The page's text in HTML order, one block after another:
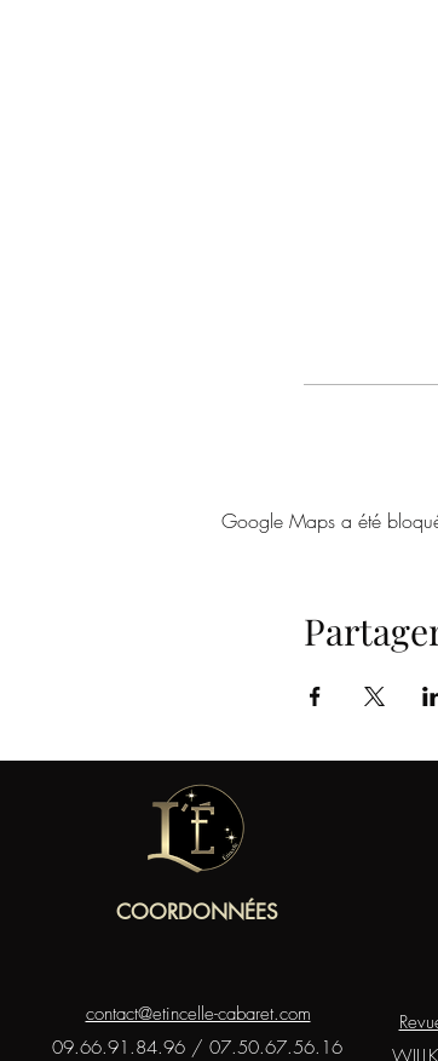
Google Maps a été
COORDONNÉES
contact@etincelle-cabaret.com
09.66.91.84.96 / 07.50.67.56.16